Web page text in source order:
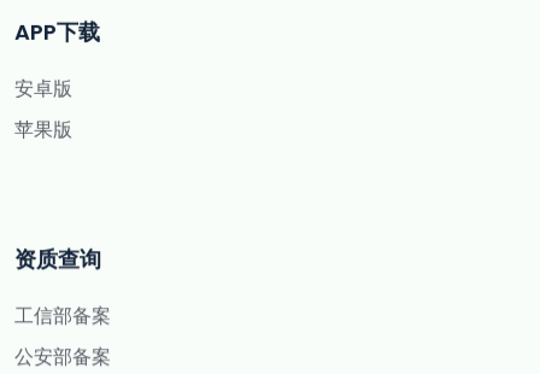
APP下载
安卓版
苹果版
资质查询
工信部备案
公安部备案